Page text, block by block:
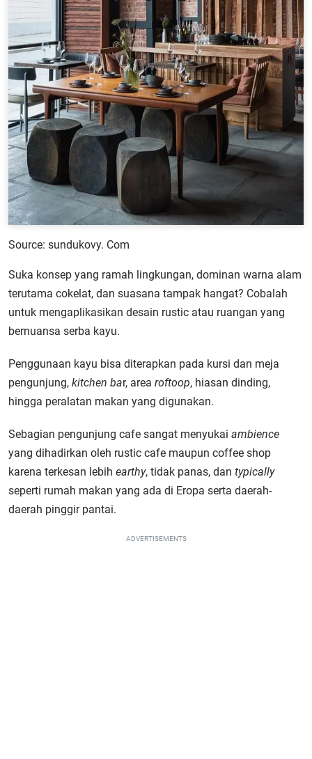
Source: sundukovy. Com
Suka konsep yang ramah lingkungan, dominan warna alam
terutama cokelat, dan suasana tampak hangat? Cobalah
untuk mengaplikasikan desain rustic atau ruangan yang
bernuansa serba kayu.
Penggunaan kayu bisa diterapkan pada kursi dan meja
pengunjung, kitchen bar, area roftoop, hiasan dinding,
hingga peralatan makan yang digunakan.
Sebagian pengunjung cafe sangat menyukai ambience
yang dihadirkan oleh rustic cafe maupun coffee shop
karena terkesan lebih earthy, tidak panas, dan typically
seperti rumah makan yang ada di Eropa serta daerah-
daerah pinggir pantai.
ADVERTISEMENTS